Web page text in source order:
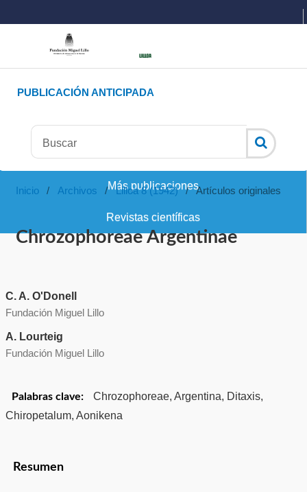
Más publicaciones
Revistas científicas
PUBLICACIÓN ANTICIPADA
Inicio / Archivos / Lilloa 8 (1942) / Artículos originales
Chrozophoreae Argentinae
C. A. O'Donell
Fundación Miguel Lillo
A. Lourteig
Fundación Miguel Lillo
Palabras clave:
Chrozophoreae, Argentina, Ditaxis,
Chiropetalum, Aonikena
Resumen